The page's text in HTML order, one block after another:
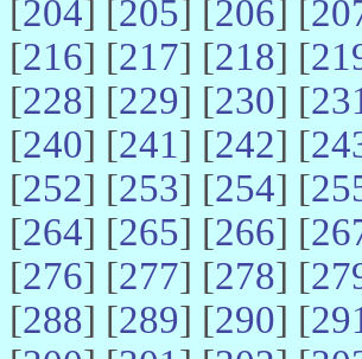
[204] [205] [206] [
[216] [217] [218] [
[228] [229] [230] [
[240] [241] [242] [
[252] [253] [254] [
[264] [265] [266] [
[276] [277] [278] [
[288] [289] [290] [